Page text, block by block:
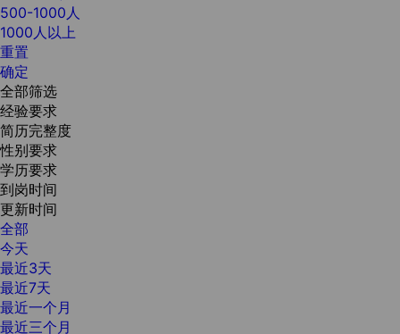
500-1000人
1000人以上
重置
确定
全部筛选
经验要求
简历完整度
性别要求
学历要求
到岗时间
更新时间
全部
今天
最近3天
最近7天
最近一个月
最近三个月